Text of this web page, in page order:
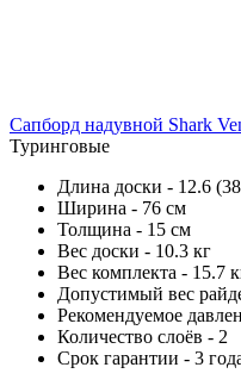
Сапборд надувной Shark
Туринговые
Длина доски - 12.6
Ширина - 76 см
Толщина - 15 см
Вес доски - 10.3 кг
Вес комплекта - 15.7
Допустимый вес
Рекомендуемое
Количество слоёв - 2
Срок гарантии - 3